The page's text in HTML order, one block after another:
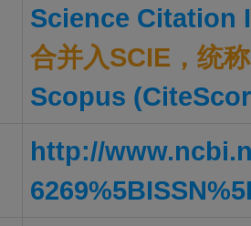
Science Citation
合并入SCIE，统
Scopus
http://